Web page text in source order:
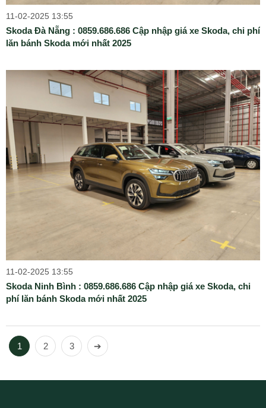
11-02-2025 13:55
Skoda Đà Nẵng : 0859.686.686 Cập nhập giá xe Skoda, chi phí
lăn bánh Skoda mới nhất 2025
11-02-2025 13:55
Skoda Ninh Bình : 0859.686.686 Cập nhập giá xe Skoda, chi
phí lăn bánh Skoda mới nhất 2025
1 2 3 ➔